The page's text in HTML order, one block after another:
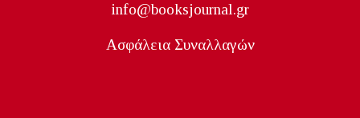
info@booksjournal.gr
Ασφάλεια Συναλλαγών